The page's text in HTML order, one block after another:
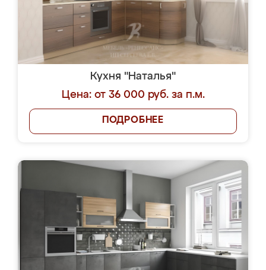
Кухня "Наталья"
Цена: от 36 000 руб. за п.м.
ПОДРОБНЕЕ